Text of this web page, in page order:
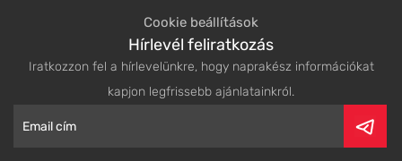
Cookie beállítások
Hírlevél feliratkozás
Iratkozzon fel a hírlevelünkre, hogy naprakész információkat
kapjon legfrissebb ajánlatainkról.